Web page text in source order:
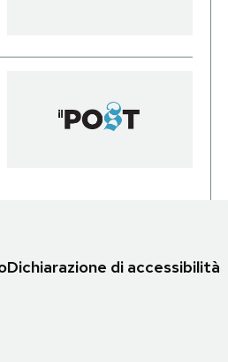
Dichiarazione di accessibilità